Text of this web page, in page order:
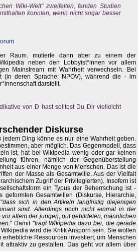
Wiki-Welt" zweifelten, fanden Studien
konnten, wenn nicht sogar besser
Raum. mutierte dann aber zu einem der
neben den Lobbyist*innen vor allem
Mainstream mit Wahrheit verwechseln. Bei
(in deren Sprache: NPOV), während die - im
darstellt.
von D hast solltest Du Dir vielleicht
Diskurse
jedem Ding könne es nur eine Wahrheit geben.
aber möglich. Das Gegenmodell, dass
ist, hat bei Wikipedia wenig oder gar keinen
führen, nämlich der Gegenüberstellung
aus einer Menge von Menschen. Das ist die
der Masse als Gesamtwille. Aus der Vielfalt
Zugriff der Privilegierten). Insofern ist
ein Typus der Beherrschung ist -
Gesamtwillen (Diskurse, Hierarchie,
dass sich in den Artikeln langfristig diejenigen
sind. Allerdings noch nicht einmal in der
allem der jungen, gut gebildeten, männlichen
" Damit "trägt Wikipedia dazu bei, die gerade
wird die Kritik Ansporn sein. Sie wollen
Ressourcen investiert, um Menschen
attraktiv zu gestalten. Das geht vor allem über